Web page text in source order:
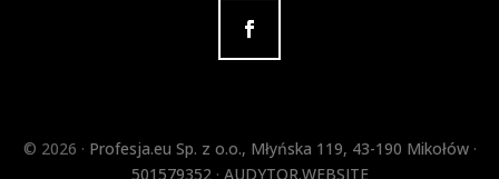
© 2026 · Profesja.eu Sp. z o.o., Młyńska 119, 43-190 Mikołów·
501579352 · AUDYTOR.WEBSITE